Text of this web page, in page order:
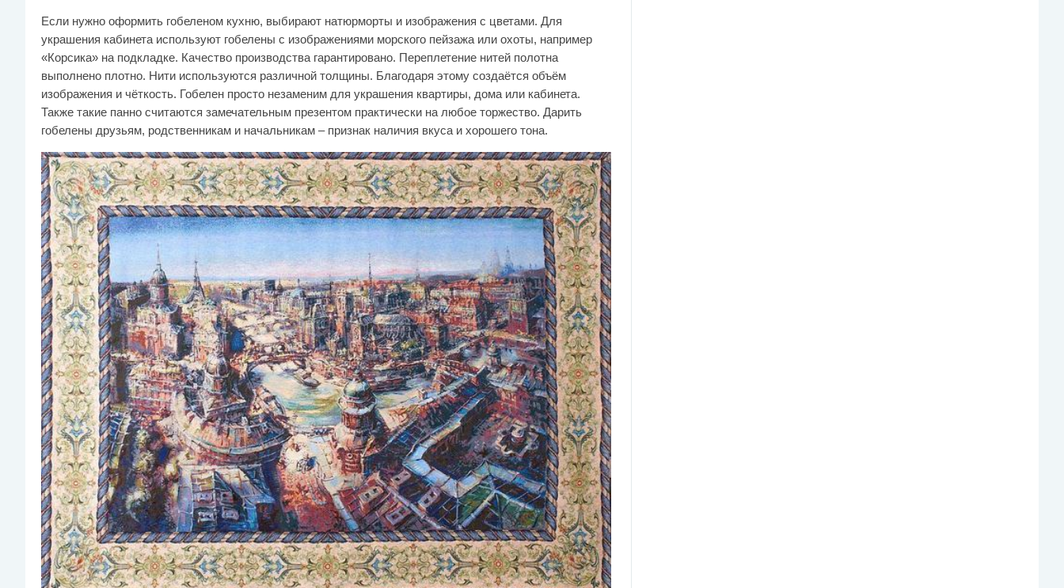
Если нужно оформить гобеленом кухню, выбирают натюрморты и изображения с цветами. Для
украшения кабинета используют гобелены с изображениями морского пейзажа или охоты, например
«Корсика» на подкладке. Качество производства гарантировано. Переплетение нитей полотна
выполнено плотно. Нити используются различной толщины. Благодаря этому создаётся объём
изображения и чёткость. Гобелен просто незаменим для украшения квартиры, дома или кабинета.
Также такие панно считаются замечательным презентом практически на любое торжество. Дарить
гобелены друзьям, родственникам и начальникам – признак наличия вкуса и хорошего тона.